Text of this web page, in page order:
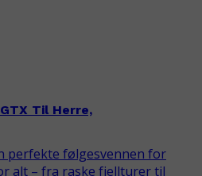
Til Herre,
perfekte følgesvennen for
alt – fra raske fjellturer til